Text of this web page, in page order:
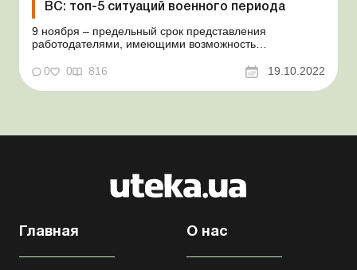
ВС: топ-5 ситуаций военного периода
9 ноября – предельный срок представления
работодателями, имеющими возможность
Налогового расчета сумм дохода, начисленного
(уплаченного) в пользу налогоплательщиков –
физических лиц, и сумм удержанного с них налога, а
0 0 816 19.10.2022
Главная О нас